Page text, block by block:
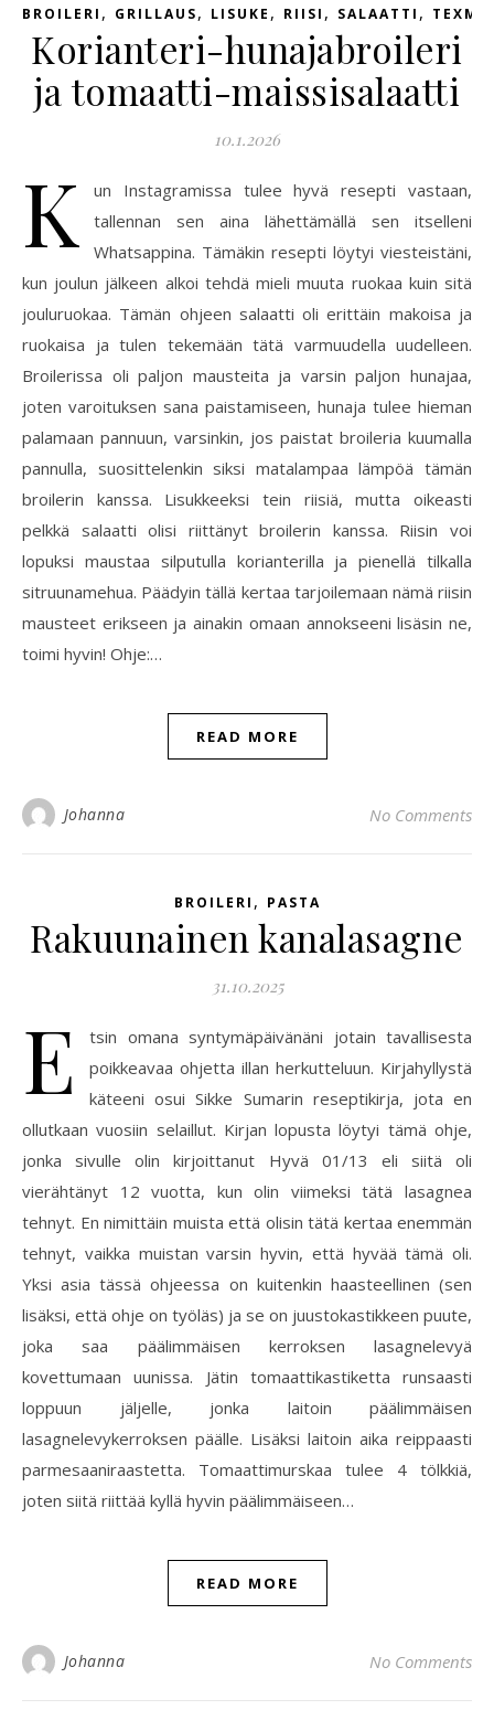
BROILERI , GRILLAUS, LISUKE , RIISI , SALAATTI ,
Korianteri-hunajabroileri
ja tomaatti-maissisalaatti
10.1.2026
K
un Instagramissa tulee hyvä resepti vastaan,
tallennan sen aina lähettämällä sen itselleni
Whatsappina. Tämäkin resepti löytyi viesteistäni,
kun joulun jälkeen alkoi tehdä mieli muuta ruokaa kuin sitä
jouluruokaa. Tämän ohjeen salaatti oli erittäin makoisa ja
ruokaisa ja tulen tekemään tätä varmuudella uudelleen.
Broilerissa oli paljon mausteita ja varsin paljon hunajaa,
joten varoituksen sana paistamiseen, hunaja tulee hieman
palamaan pannuun, varsinkin, jos paistat broileria kuumalla
pannulla, suosittelenkin siksi matalampaa lämpöä tämän
broilerin kanssa. Lisukkeeksi tein riisiä, mutta oikeasti
pelkkä salaatti olisi riittänyt broilerin kanssa. Riisin voi
lopuksi maustaa silputulla korianterilla ja pienellä tilkalla
sitruunamehua. Päädyin tällä kertaa tarjoilemaan nämä riisin
mausteet erikseen ja ainakin omaan annokseeni lisäsin ne,
toimi hyvin! Ohje:…
READ MORE
Johanna No Comments
BROILERI , PASTA
Rakuunainen kanalasagne
31.10.2025
E
tsin omana syntymäpäivänäni jotain tavallisesta
poikkeavaa ohjetta illan herkutteluun. Kirjahyllystä
käteeni osui Sikke Sumarin reseptikirja, jota en
ollutkaan vuosiin selaillut. Kirjan lopusta löytyi tämä ohje,
jonka sivulle olin kirjoittanut Hyvä 01/13 eli siitä oli
vierähtänyt 12 vuotta, kun olin viimeksi tätä lasagnea
tehnyt. En nimittäin muista että olisin tätä kertaa enemmän
tehnyt, vaikka muistan varsin hyvin, että hyvää tämä oli.
Yksi asia tässä ohjeessa on kuitenkin haasteellinen (sen
lisäksi, että ohje on työläs) ja se on juustokastikkeen puute,
joka saa päälimmäisen kerroksen lasagnelevyä
kovettumaan uunissa. Jätin tomaattikastiketta runsaasti
loppuun jäljelle, jonka laitoin päälimmäisen
lasagnelevykerroksen päälle. Lisäksi laitoin aika reippaasti
parmesaaniraastetta. Tomaattimurskaa tulee 4 tölkkiä,
joten siitä riittää kyllä hyvin päälimmäiseen…
READ MORE
Johanna No Comments